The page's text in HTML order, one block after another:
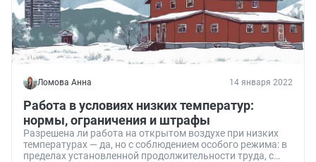
Ломова Анна 14 января 2022
Работа в условиях низких температур:
нормы, ограничения и штрафы
Разрешена ли работа на открытом воздухе при низких
температурах — да, но с соблюдением особого режима: в
пределах установленной продолжительности труда, с